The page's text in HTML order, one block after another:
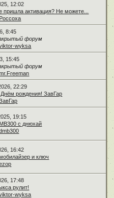
12:02
пришла активация? Не можете...
Россоха
8:45
форум
wyksa
15:45
форум
22:29
рождения! ЗавГар
19:15
с днюхай
16:42
и ключ
17:48
рулит!
wyksa